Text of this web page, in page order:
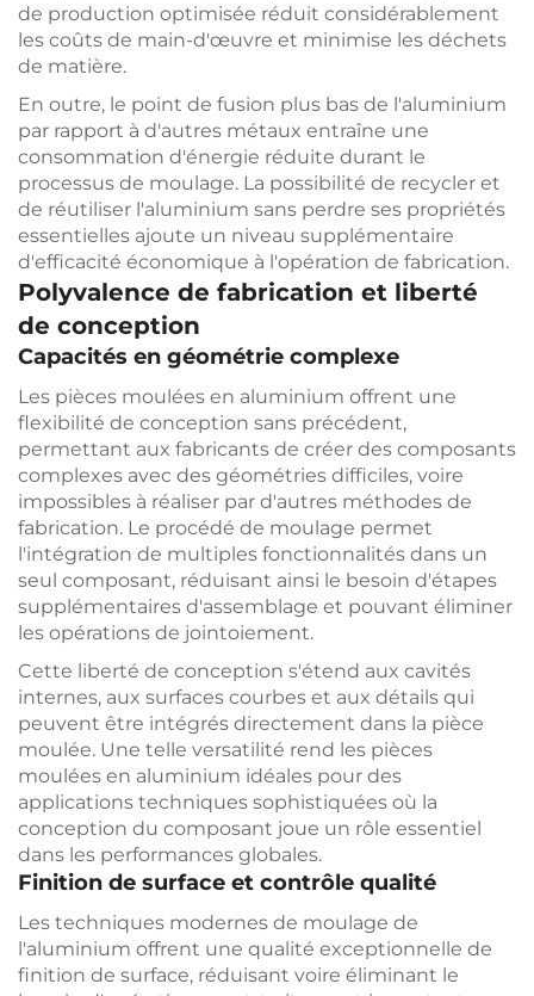
de production optimisée réduit considérablement
les coûts de main-d'œuvre et minimise les déchets
de matière.
En outre, le point de fusion plus bas de l'aluminium
par rapport à d'autres métaux entraîne une
consommation d'énergie réduite durant le
processus de moulage. La possibilité de recycler et
de réutiliser l'aluminium sans perdre ses propriétés
essentielles ajoute un niveau supplémentaire
d'efficacité économique à l'opération de fabrication.
Polyvalence de fabrication et liberté
de conception
Capacités en géométrie complexe
Les pièces moulées en aluminium offrent une
flexibilité de conception sans précédent,
permettant aux fabricants de créer des composants
complexes avec des géométries difficiles, voire
impossibles à réaliser par d'autres méthodes de
fabrication. Le procédé de moulage permet
l'intégration de multiples fonctionnalités dans un
seul composant, réduisant ainsi le besoin d'étapes
supplémentaires d'assemblage et pouvant éliminer
les opérations de jointoiement.
Cette liberté de conception s'étend aux cavités
internes, aux surfaces courbes et aux détails qui
peuvent être intégrés directement dans la pièce
moulée. Une telle versatilité rend les pièces
moulées en aluminium idéales pour des
applications techniques sophistiquées où la
conception du composant joue un rôle essentiel
dans les performances globales.
Finition de surface et contrôle qualité
Les techniques modernes de moulage de
l'aluminium offrent une qualité exceptionnelle de
finition de surface, réduisant voire éliminant le